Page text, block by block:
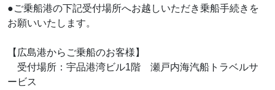
●ご乗船港の下記受付場所へお越しいただき乗船手続きを
お願いいたします。
【広島港からご乗船のお客様】
受付場所：宇品港湾ビル1階 瀬戸内海汽船トラベルサ
ービス